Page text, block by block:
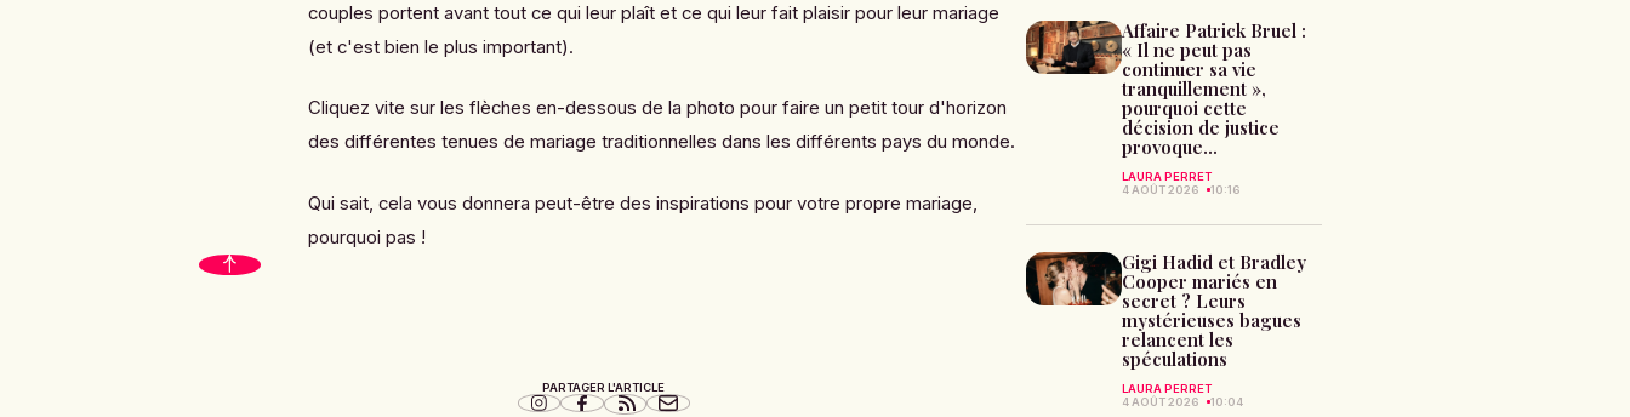
couples portent avant tout ce qui leur plaît et ce qui leur fait plaisir pour leur mariage
(et c'est bien le plus important).
Cliquez vite sur les flèches en-dessous de la photo pour faire un petit tour d'horizon
des différentes tenues de mariage traditionnelles dans les différents pays du monde.
Qui sait, cela vous donnera peut-être des inspirations pour votre propre mariage,
pourquoi pas !
PARTAGER L'ARTICLE
Affaire Patrick Bruel :
« Il ne peut pas
continuer sa vie
tranquillement »,
pourquoi cette
décision de justice
provoque...
LAURA PERRET
4 AOÛT 2026
10:16
Gigi Hadid et Bradley
Cooper mariés en
secret ? Leurs
mystérieuses bagues
relancent les
spéculations
LAURA PERRET
4 AOÛT 2026
10:04